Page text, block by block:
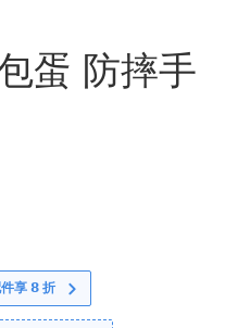
蛋 防摔手
享 𝟴 折